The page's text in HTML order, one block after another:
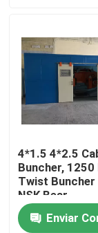
Los vídeos
Sobre
Recorrido por
Control de
Contacta
4*1.5 4*2.5
Buncher, 1250
Twist Buncher
NSK Bear
Enviar